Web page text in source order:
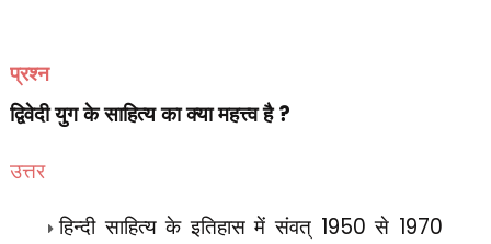
प्रश्न
द्विवेदी युग के साहित्य का क्या महत्त्व है?
उत्तर
हिन्दी साहित्य के इतिहास में संवत् 1950 से 1970